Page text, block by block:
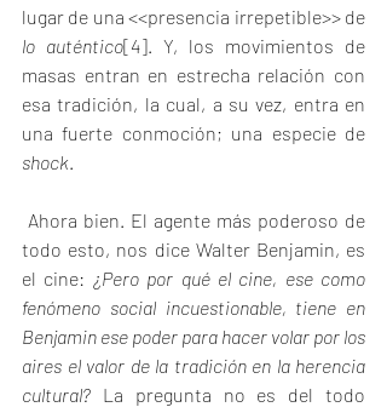
lo auténtico[4] . Y, los movimientos de
masas entran en estrecha relación con
esa tradición, la cual, a su vez, entra en
shock
todo esto, nos dice Walter Benjamin, es
el cine: ¿Pero por qué el cine, ese como
fenómeno social incuestionable, tiene en
Benjamin ese poder para hacer volar por los
aires el valor de la tradición en la herencia
cultural? La pregunta no es del todo